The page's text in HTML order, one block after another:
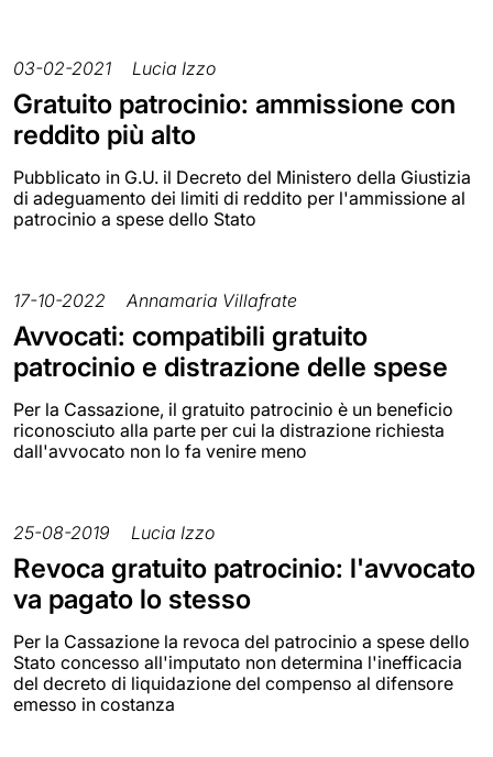
03-02-2021 Lucia Izzo
Gratuito patrocinio: ammissione con
reddito più alto
Pubblicato in G.U. il Decreto del Ministero della Giustizia
di adeguamento dei limiti di reddito per l'ammissione al
patrocinio a spese dello Stato
17-10-2022 Annamaria Villafrate
Avvocati: compatibili gratuito
patrocinio e distrazione delle spese
Per la Cassazione, il gratuito patrocinio è un beneficio
riconosciuto alla parte per cui la distrazione richiesta
dall'avvocato non lo fa venire meno
25-08-2019 Lucia Izzo
Revoca gratuito patrocinio: l'avvocato
va pagato lo stesso
Per la Cassazione la revoca del patrocinio a spese dello
Stato concesso all'imputato non determina l'inefficacia
del decreto di liquidazione del compenso al difensore
emesso in costanza